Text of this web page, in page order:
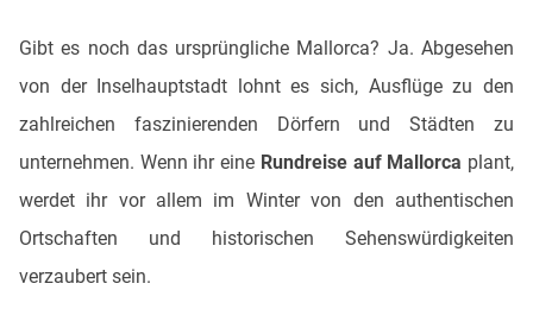
Gibt es noch das ursprüngliche Mallorca? Ja. Abgesehen
von der Inselhauptstadt lohnt es sich, Ausflüge zu den
zahlreichen faszinierenden Dörfern und Städten zu
unternehmen. Wenn ihr eine Rundreise auf Mallorca plant,
werdet ihr vor allem im Winter von den authentischen
Ortschaften und historischen Sehenswürdigkeiten
verzaubert sein.